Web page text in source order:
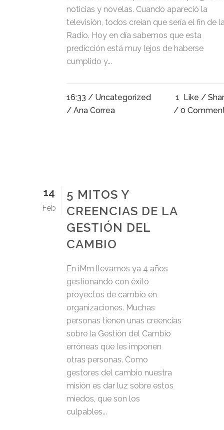
noticias y novelas. Cuando apareció la
televisión, todos creían que sería el fin de
Radio. Hoy en día sabemos que esta
predicción está muy lejos de haberse
cumplido y...
16:33 / Uncategorized
/ Ana Correa
1 Like
0
14
Feb
5 MITOS Y
CREENCIAS DE LA
GESTIÓN DEL
CAMBIO
En iMm llevamos ya 4 años
gestionando con éxito
proyectos de cambio en
organizaciones. Muchas
personas tienen unas creencias
sobre la Gestión del Cambio
erróneas que les imponen
otras personas. Como
gestores del cambio nuestra
misión es dar luz sobre estos
miedos, que son los
culpables...